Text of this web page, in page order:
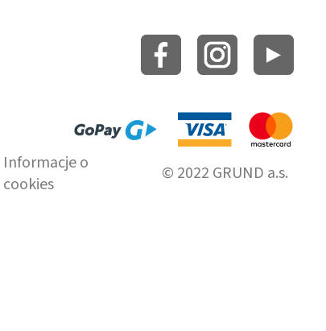
Informacje o
cookies
© 2022 GRUND a.s.